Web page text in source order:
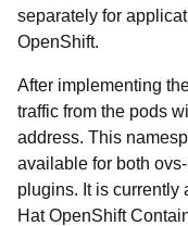
separately for
OpenShift.
After implementing
traffic from the pods
address. This
available for both
plugins. It is currently
Hat OpenShift